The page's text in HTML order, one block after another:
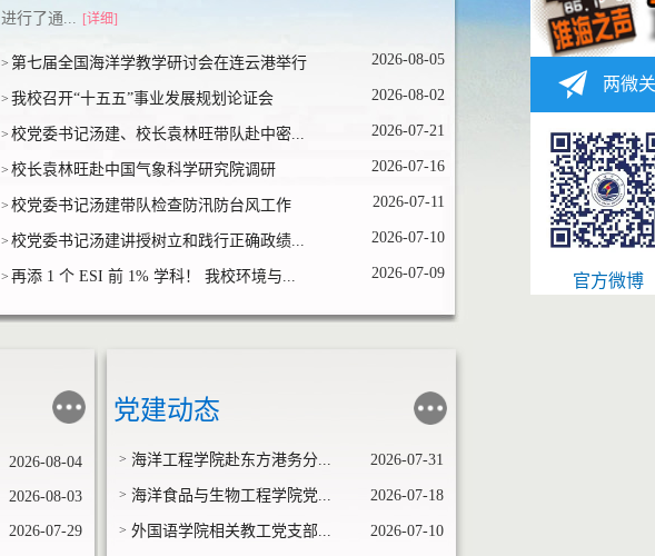
进行了通... [详细]
> 第七届全国海洋学教学研讨会在连云港举行 2026-08-05
> 我校召开“十五五”事业发展规划论证会 2026-08-02
> 校党委书记汤建、校长袁林旺带队赴中密... 2026-07-21
> 校长袁林旺赴中国气象科学研究院调研 2026-07-16
> 校党委书记汤建带队检查防汛防台风工作 2026-07-11
> 校党委书记汤建讲授树立和践行正确政绩... 2026-07-10
> 再添 1 个 ESI 前 1% 学科！ 我校环境与... 2026-07-09
2026-08-04
2026-08-03
2026-07-29
党建动态
> 海洋工程学院赴东方港务分... 2026-07-31
> 海洋食品与生物工程学院党... 2026-07-18
> 外国语学院相关教工党支部... 2026-07-10
两微
官方微博